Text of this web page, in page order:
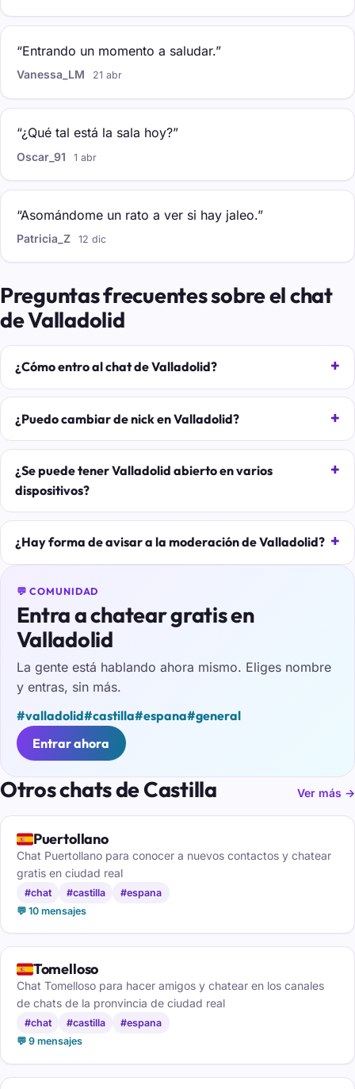
“Entrando un momento a saludar.”
Vanessa_LM 21 abr
“¿Qué tal está la sala hoy?”
Oscar_91 1 abr
“Asomándome un rato a ver si hay jaleo.”
Patricia_Z 12 dic
Preguntas frecuentes sobre el chat
de Valladolid
¿Cómo entro al chat de Valladolid?
¿Puedo cambiar de nick en Valladolid?
¿Se puede tener Valladolid abierto en varios
dispositivos?
¿Hay forma de avisar a la moderación de Valladolid?
💬 COMUNIDAD
Entra a chatear gratis en
Valladolid
La gente está hablando ahora mismo. Eliges nombre
y entras, sin más.
#valladolid#castilla#espana#general
Entrar ahora
Otros chats de Castilla Ver más →
🇪🇸Puertollano
Chat Puertollano para conocer a nuevos contactos y chatear
gratis en ciudad real
#chat #castilla
#espana
💬 10 mensajes
🇪🇸Tomelloso
Chat Tomelloso para hacer amigos y chatear en los canales
de chats de la pronvincia de ciudad real
#chat #castilla
#espana
💬 9 mensajes